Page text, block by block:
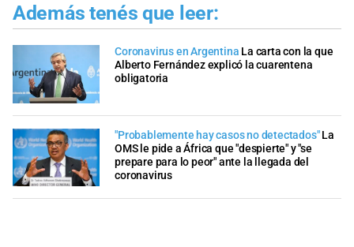
Además tenés que leer:
Coronavirus en Argentina La carta con la que
Alberto Fernández explicó la cuarentena
obligatoria
"Probablemente hay casos no detectados" La
OMS le pide a África que "despierte" y "se
prepare para lo peor" ante la llegada del
coronavirus